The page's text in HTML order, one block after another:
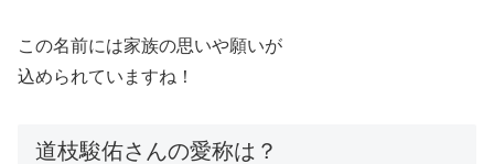
この名前には家族の思いや願いが
込められていますね！
道枝駿佑さんの愛称は？